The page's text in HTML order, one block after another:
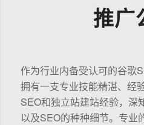
推广
作为行业内备受认可的谷歌
拥有一支专业技能精湛、经
SEO和独立站建站经验，深
以及SEO的种种细节。专业